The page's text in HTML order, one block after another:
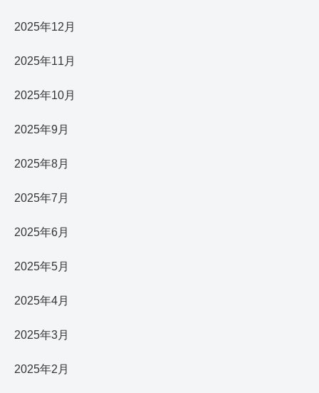
2025年12月
2025年11月
2025年10月
2025年9月
2025年8月
2025年7月
2025年6月
2025年5月
2025年4月
2025年3月
2025年2月